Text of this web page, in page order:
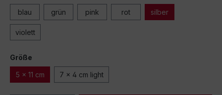
blau grün pink rot silber
violett
Größe
5 x 11 cm 7 x 4 cm light